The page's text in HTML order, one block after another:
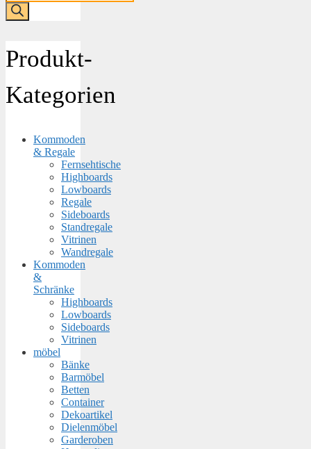
search
Produkt-
Kategorien
Kommoden
& Regale
Fernsehtische
Highboards
Lowboards
Regale
Sideboards
Standregale
Vitrinen
Wandregale
Kommoden
&
Schränke
Highboards
Lowboards
Sideboards
Vitrinen
möbel
Bänke
Barmöbel
Betten
Container
Dekoartikel
Dielenmöbel
Garderoben